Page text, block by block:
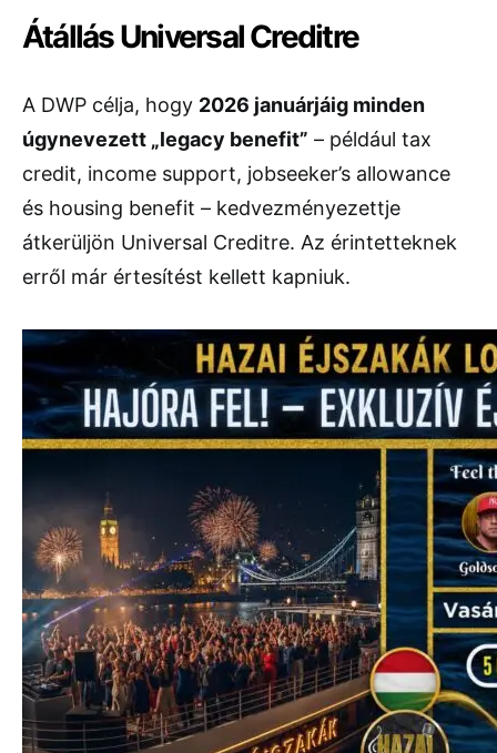
Átállás Universal Creditre
A DWP célja, hogy 2026 januárjáig minden
úgynevezett „legacy benefit” – például tax
credit, income support, jobseeker’s allowance
és housing benefit – kedvezményezettje
átkerüljön Universal Creditre. Az érintetteknek
erről már értesítést kellett kapniuk.